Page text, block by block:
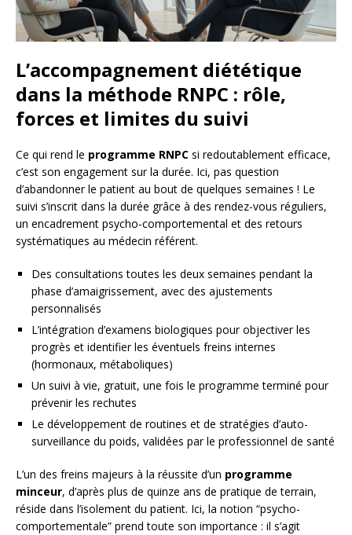
L’accompagnement diététique
dans la méthode RNPC : rôle,
forces et limites du suivi
Ce qui rend le programme RNPC si redoutablement efficace,
c’est son engagement sur la durée. Ici, pas question
d’abandonner le patient au bout de quelques semaines ! Le
suivi s’inscrit dans la durée grâce à des rendez-vous réguliers,
un encadrement psycho-comportemental et des retours
systématiques au médecin référent.
Des consultations toutes les deux semaines pendant la
phase d’amaigrissement, avec des ajustements
personnalisés
L’intégration d’examens biologiques pour objectiver les
progrès et identifier les éventuels freins internes
(hormonaux, métaboliques)
Un suivi à vie, gratuit, une fois le programme terminé pour
prévenir les rechutes
Le développement de routines et de stratégies d’auto-
surveillance du poids, validées par le professionnel de santé
L’un des freins majeurs à la réussite d’un programme
minceur, d’après plus de quinze ans de pratique de terrain,
réside dans l’isolement du patient. Ici, la notion “psycho-
comportementale” prend toute son importance : il s’agit